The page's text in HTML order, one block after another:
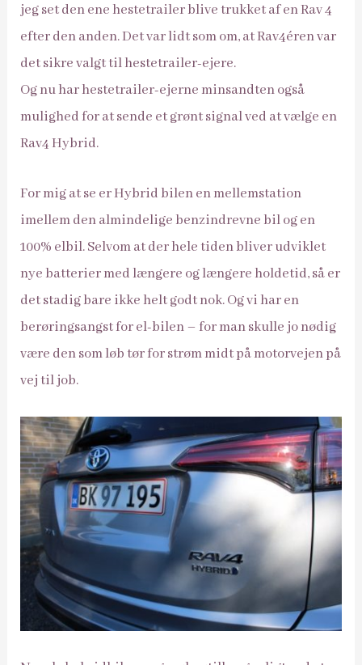
jeg set den ene hestetrailer blive trukket af en Rav 4
efter den anden. Det var lidt som om, at Rav4´eren var
det sikre valgt til hestetrailer-ejere.
Og nu har hestetrailer-ejerne minsandten også
mulighed for at sende et grønt signal ved at vælge en
Rav4 Hybrid.
For mig at se er Hybrid bilen en mellemstation
imellem den almindelige benzindrevne bil og en
100% elbil. Selvom at der hele tiden bliver udviklet
nye batterier med længere og længere holdetid, så er
det stadig bare ikke helt godt nok. Og vi har en
berøringsangst for el-bilen – for man skulle jo nødig
være den som løb tør for strøm midt på motorvejen på
vej til job.